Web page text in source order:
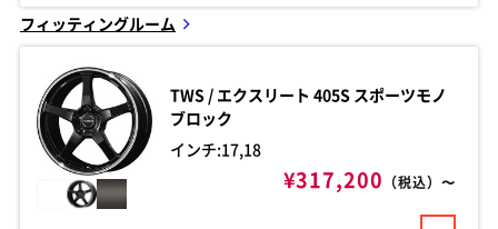
フィッティングルーム
TWS / エクスリート 405S スポーツモノ
ブロック
インチ:17,18
¥317,200 （税込）〜